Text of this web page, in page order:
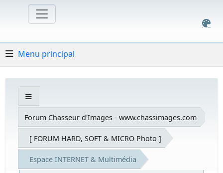
Menu principal
Forum Chasseur d'Images - www.chassimages.com
[ FORUM HARD, SOFT & MICRO Photo ]
Espace INTERNET & Multimédia